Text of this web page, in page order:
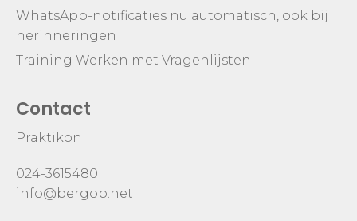
WhatsApp-notificaties nu automatisch, ook bij
herinneringen
Training Werken met Vragenlijsten
Contact
Praktikon
024-3615480
info@bergop.net